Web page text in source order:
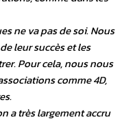
ne va pas de soi. Nous
leur succès et les
Pour cela, nous nous
comme 4D,
a très largement accru